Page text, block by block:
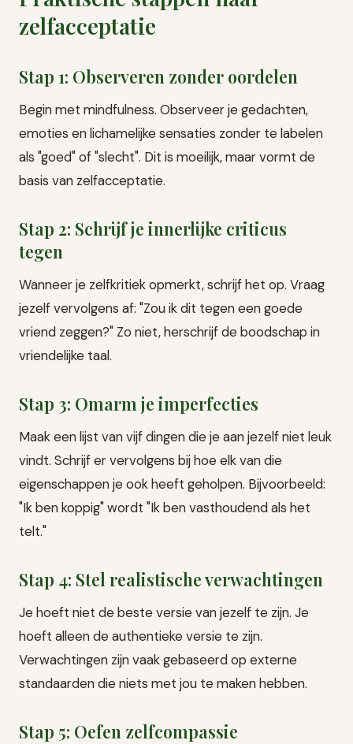
zelfacceptatie
Stap 1: Observeren zonder oordelen
Begin met mindfulness. Observeer je gedachten,
emoties en lichamelijke sensaties zonder te labelen
als "goed" of "slecht". Dit is moeilijk, maar vormt de
basis van zelfacceptatie.
Stap 2: Schrijf je innerlijke criticus
tegen
Wanneer je zelfkritiek opmerkt, schrijf het op. Vraag
jezelf vervolgens af: "Zou ik dit tegen een goede
vriend zeggen?" Zo niet, herschrijf de boodschap in
vriendelijke taal.
Stap 3: Omarm je imperfecties
Maak een lijst van vijf dingen die je aan jezelf niet leuk
vindt. Schrijf er vervolgens bij hoe elk van die
eigenschappen je ook heeft geholpen. Bijvoorbeeld:
"Ik ben koppig" wordt "Ik ben vasthoudend als het
telt."
Stap 4: Stel realistische verwachtingen
Je hoeft niet de beste versie van jezelf te zijn. Je
hoeft alleen de authentieke versie te zijn.
Verwachtingen zijn vaak gebaseerd op externe
standaarden die niets met jou te maken hebben.
Stap 5: Oefen zelfcompassie